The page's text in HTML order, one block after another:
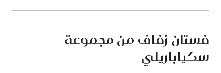
فستان زفاف من مجموعة
سكياباريلي